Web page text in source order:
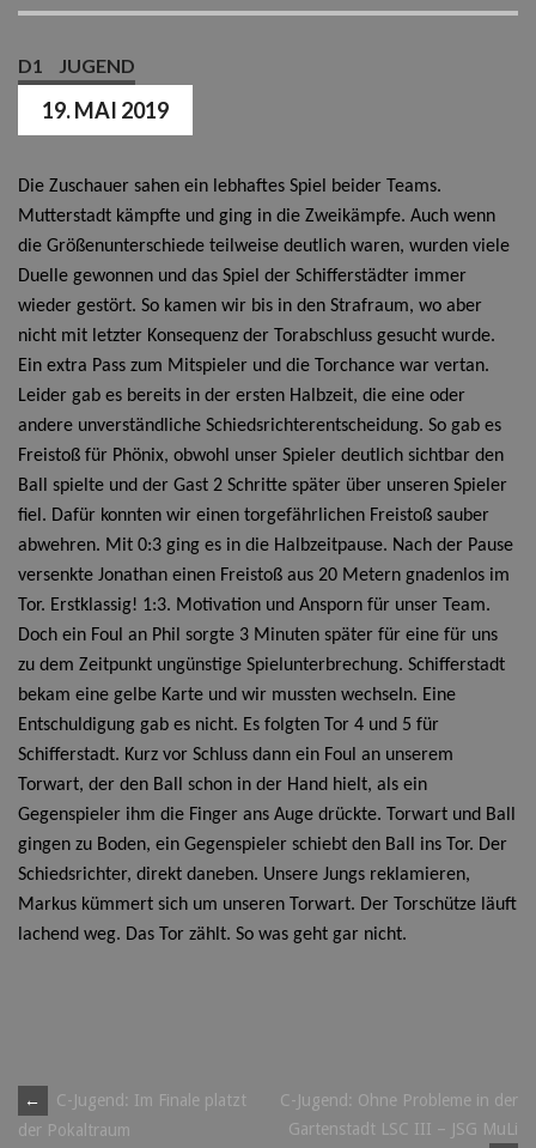
D1 JUGEND
19. MAI 2019
Die Zuschauer sahen ein lebhaftes Spiel beider Teams.
Mutterstadt kämpfte und ging in die Zweikämpfe. Auch wenn
die Größenunterschiede teilweise deutlich waren, wurden viele
Duelle gewonnen und das Spiel der Schifferstädter immer
wieder gestört. So kamen wir bis in den Strafraum, wo aber
nicht mit letzter Konsequenz der Torabschluss gesucht wurde.
Ein extra Pass zum Mitspieler und die Torchance war vertan.
Leider gab es bereits in der ersten Halbzeit, die eine oder
andere unverständliche Schiedsrichterentscheidung. So gab es
Freistoß für Phönix, obwohl unser Spieler deutlich sichtbar den
Ball spielte und der Gast 2 Schritte später über unseren Spieler
fiel. Dafür konnten wir einen torgefährlichen Freistoß sauber
abwehren. Mit 0:3 ging es in die Halbzeitpause. Nach der Pause
versenkte Jonathan einen Freistoß aus 20 Metern gnadenlos im
Tor. Erstklassig! 1:3. Motivation und Ansporn für unser Team.
Doch ein Foul an Phil sorgte 3 Minuten später für eine für uns
zu dem Zeitpunkt ungünstige Spielunterbrechung. Schifferstadt
bekam eine gelbe Karte und wir mussten wechseln. Eine
Entschuldigung gab es nicht. Es folgten Tor 4 und 5 für
Schifferstadt. Kurz vor Schluss dann ein Foul an unserem
Torwart, der den Ball schon in der Hand hielt, als ein
Gegenspieler ihm die Finger ans Auge drückte. Torwart und Ball
gingen zu Boden, ein Gegenspieler schiebt den Ball ins Tor. Der
Schiedsrichter, direkt daneben. Unsere Jungs reklamieren,
Markus kümmert sich um unseren Torwart. Der Torschütze läuft
lachend weg. Das Tor zählt. So was geht gar nicht.
Post
←
C-Jugend: Im Finale platzt
der Pokaltraum
C-Jugend: Ohne Probleme in der
Gartenstadt LSC III – JSG MuLi